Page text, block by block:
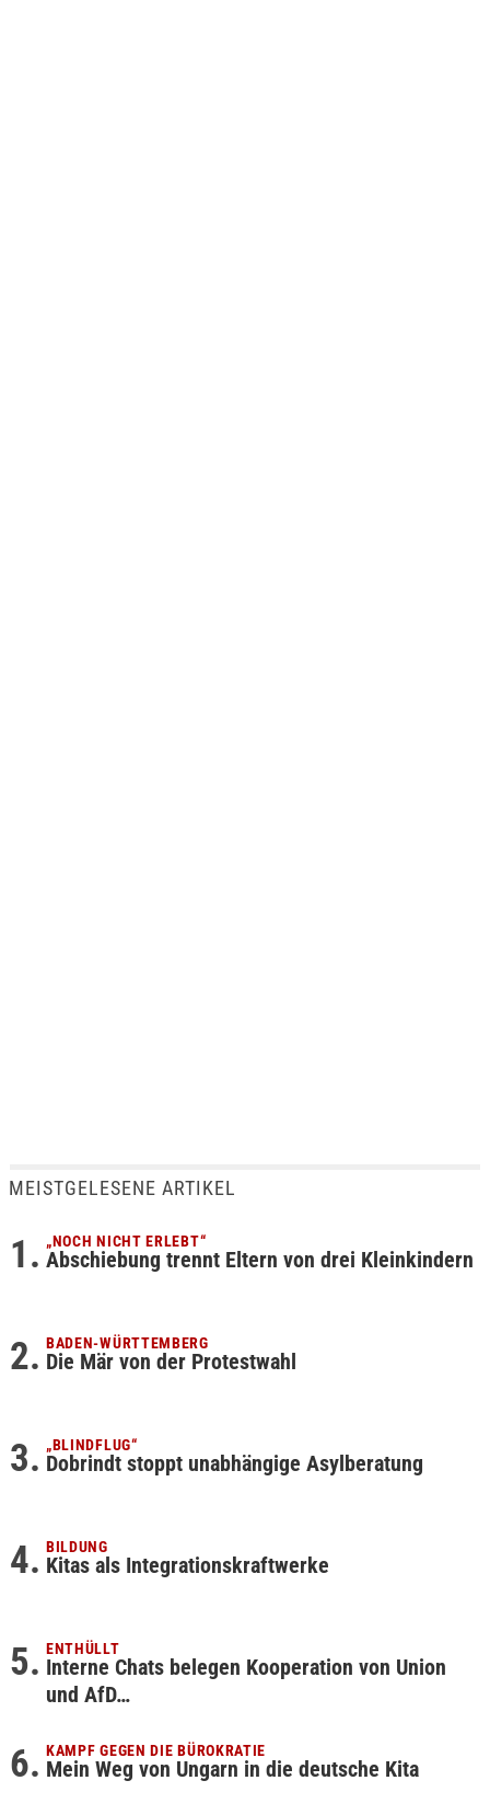
MEISTGELESENE ARTIKEL
„NOCH NICHT ERLEBT“
Abschiebung trennt Eltern von drei Kleinkindern
BADEN-WÜRTTEMBERG
Die Mär von der Protestwahl
„BLINDFLUG“
Dobrindt stoppt unabhängige Asylberatung
BILDUNG
Kitas als Integrationskraftwerke
ENTHÜLLT
Interne Chats belegen Kooperation von Union
und AfD…
KAMPF GEGEN DIE BÜROKRATIE
Mein Weg von Ungarn in die deutsche Kita